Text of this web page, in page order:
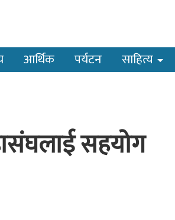
आर्थिक पर्यटन साहित्य
सहयोग